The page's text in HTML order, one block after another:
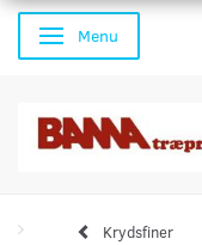
Skifte navigation
Menu
Krydsfiner